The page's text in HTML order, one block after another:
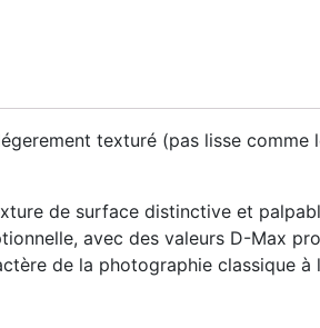
texturé (pas lisse comme
de surface distinctive et
avec des valeurs D-Max
de la photographie classique à